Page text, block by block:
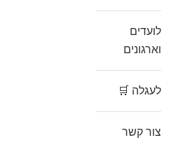
לועדים
וארגונים
לעגלה 🛒
צור קשר